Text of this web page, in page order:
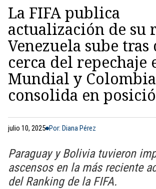
La FIFA publica
actualización de su
Venezuela sube
cerca del repechaje
Mundial y
consolida en
julio 10, 2025 Por: Diana Pérez
Paraguay y Bolivia tuvieron
ascensos en la más reciente
del Ranking de la FIFA.